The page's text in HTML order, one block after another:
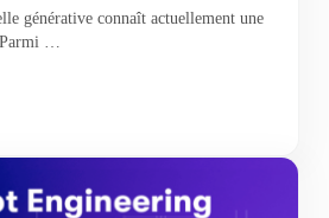
générative connaît actuellement une
…
fort avec Gemini 1.5 Pro, défiant la suprématie